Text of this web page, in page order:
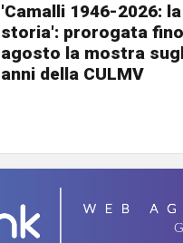
'Camalli 1946-2026:
storia': prorogata
agosto la mostra
anni della CULMV